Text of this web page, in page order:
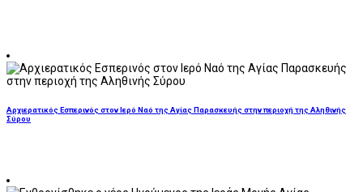
Αρχιερατικός Εσπερινός στον Ιερό Ναό της Αγίας Παρασκευής στην περιοχή της Αληθινής
Σύρου